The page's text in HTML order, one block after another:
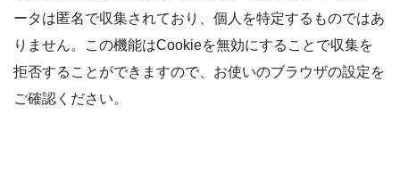
ータは匿名で収集されており、個人を特定するものではあ
りません。この機能はCookieを無効にすることで収集を
拒否することができますので、お使いのブラウザの設定を
ご確認ください。